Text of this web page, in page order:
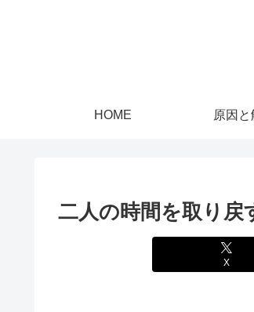
HOME 原因
二人の時間を取り戻
X